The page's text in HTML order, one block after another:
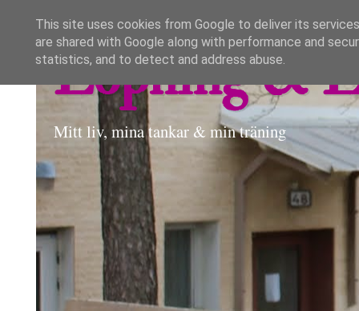
Löpning &
Mitt liv, mina tankar & min träning
This site uses cookies from Google to deliver its
are shared with Google along with performance and
statistics, and to detect and address abuse.